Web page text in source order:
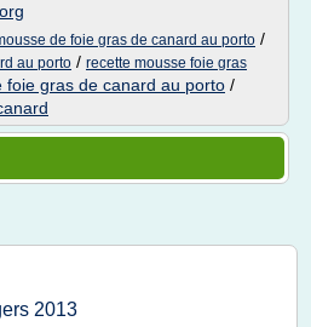
de foie gras de canard au porto /
au porto / recette mousse foie gras
foie gras de canard au porto /
2013